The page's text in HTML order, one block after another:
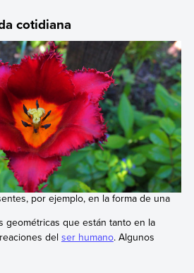
cotidiana
por ejemplo, en la forma de una
geométricas que están tanto en la
del ser humano. Algunos